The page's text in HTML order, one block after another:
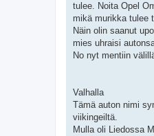
tulee. Noita Opel
mikä murikka tulee
Näin olin saanut
mies uhraisi
No nyt mentiin
Valhalla
Tämä auton nimi
viikingeiltä.
Mulla oli Liedossa